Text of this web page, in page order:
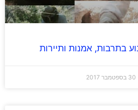
אמנות ותיירות